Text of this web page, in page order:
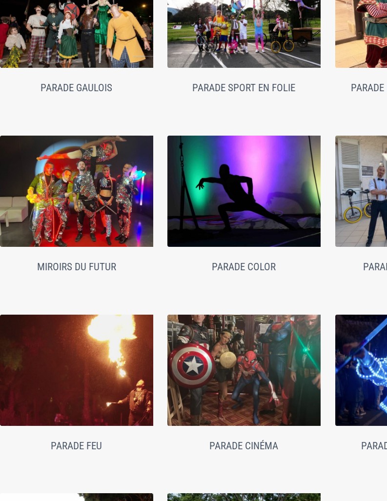
PARADE GAULOIS PARADE SPORT EN FOLIE
MIROIRS DU FUTUR PARADE COLOR
PARADE FEU PARADE CINÉMA